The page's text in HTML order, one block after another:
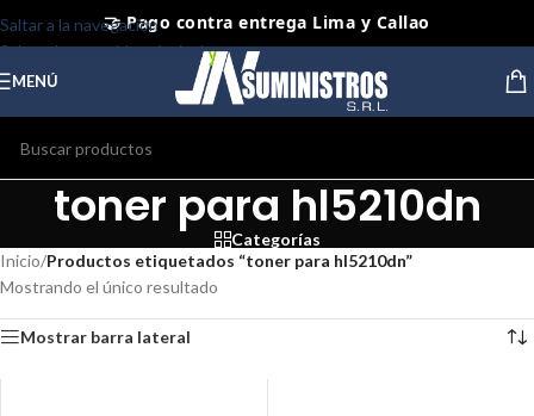
Saltar a la navegación
Saltar al contenido principal
🤝 Pago contra entrega Lima y Callao
⭐ Productos Originales y Nuevos
MENÚ
toner para hl5210dn
Categorías
Inicio/Productos etiquetados “toner para hl5210dn”
Mostrando el único resultado
Mostrar barra lateral